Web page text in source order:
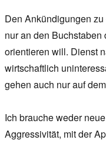
Den Ankündigungen
nur an den
orientieren will. Dienst
wirtschaftlich
gehen auch nur auf
Ich brauche weder
Aggressivität, mit der